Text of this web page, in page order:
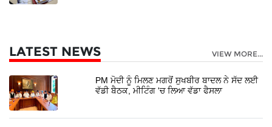
LATEST NEWS VIEW MORE...
PM ਮੋਦੀ ਨੂੰ ਮਿਲਣ ਮਗਰੋਂ ਸੁਖਬੀਰ ਬਾਦਲ ਨੇ ਸੱਦ ਲਈ
ਵੱਡੀ ਬੈਠਕ, ਮੀਟਿੰਗ 'ਚ ਲਿਆ ਵੱਡਾ ਫੈਸਲਾ